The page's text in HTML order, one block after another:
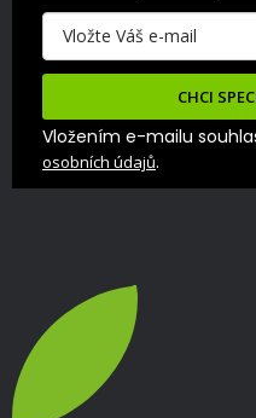
CHCI
Vložením e-mailu
osobních údajů.